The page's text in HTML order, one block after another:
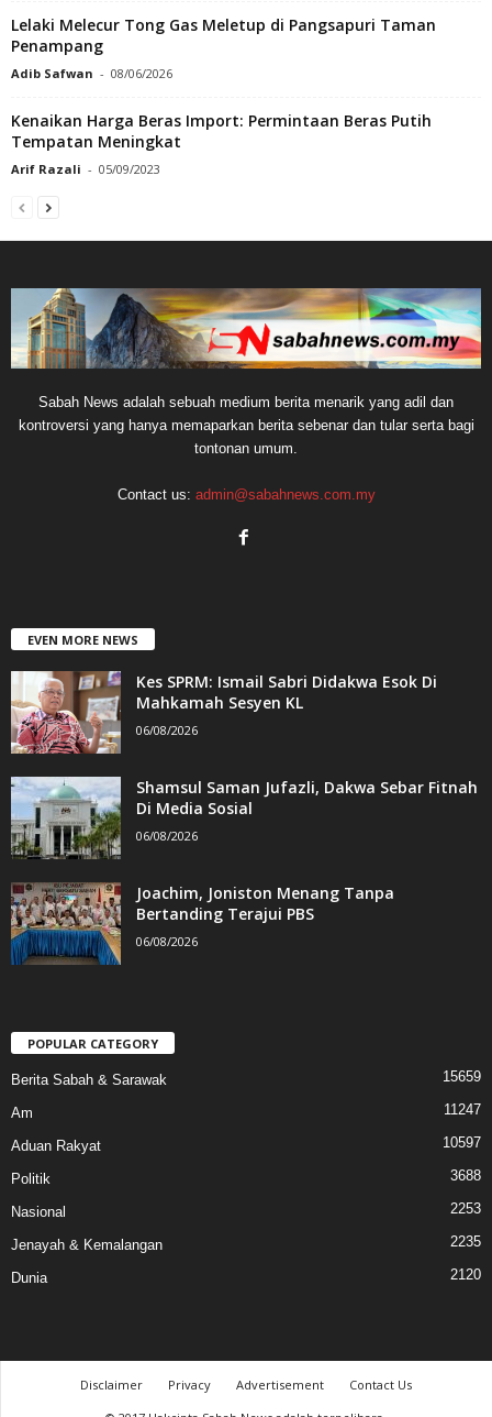
Lelaki Melecur Tong Gas Meletup di Pangsapuri Taman
Penampang
Adib Safwan - 08/06/2026
Kenaikan Harga Beras Import: Permintaan Beras Putih
Tempatan Meningkat
Arif Razali - 05/09/2023
Sabah News adalah sebuah medium berita menarik yang adil dan
kontroversi yang hanya memaparkan berita sebenar dan tular serta bagi
tontonan umum.
Contact us: admin@sabahnews.com.my
EVEN MORE NEWS
Kes SPRM: Ismail Sabri Didakwa Esok Di
Mahkamah Sesyen KL
06/08/2026
Shamsul Saman Jufazli, Dakwa Sebar Fitnah
Di Media Sosial
06/08/2026
Joachim, Joniston Menang Tanpa
Bertanding Terajui PBS
06/08/2026
POPULAR CATEGORY
Berita Sabah & Sarawak 15659
Am 11247
Aduan Rakyat 10597
Politik 3688
Nasional 2253
Jenayah & Kemalangan 2235
Dunia 2120
Disclaimer Privacy Advertisement
Contact Us